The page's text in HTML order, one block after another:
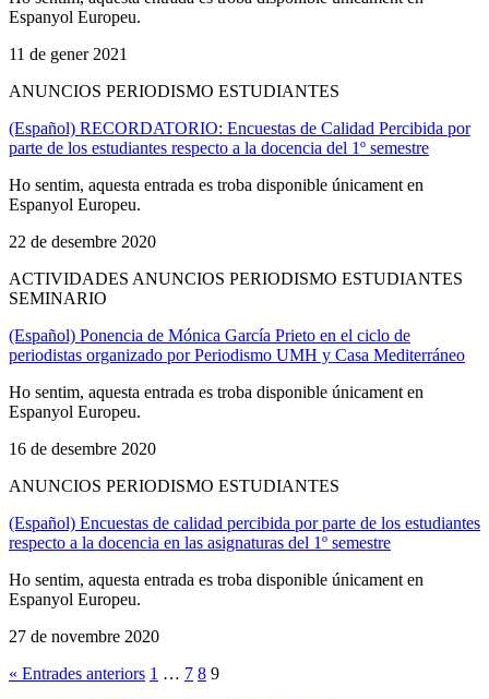
Espanyol Europeu.
11 de gener 2021
ANUNCIOS PERIODISMO ESTUDIANTES
(Español) RECORDATORIO: Encuestas de Calidad Percibida por
parte de los estudiantes respecto a la docencia del 1º semestre
Ho sentim, aquesta entrada es troba disponible únicament en
Espanyol Europeu.
22 de desembre 2020
ACTIVIDADES ANUNCIOS PERIODISMO ESTUDIANTES
SEMINARIO
(Español) Ponencia de Mónica García Prieto en el ciclo de
periodistas organizado por Periodismo UMH y Casa Mediterráneo
Ho sentim, aquesta entrada es troba disponible únicament en
Espanyol Europeu.
16 de desembre 2020
ANUNCIOS PERIODISMO ESTUDIANTES
(Español) Encuestas de calidad percibida por parte de los estudiantes
respecto a la docencia en las asignaturas del 1º semestre
Ho sentim, aquesta entrada es troba disponible únicament en
Espanyol Europeu.
27 de novembre 2020
« Entrades anteriors 1 … 7 8 9